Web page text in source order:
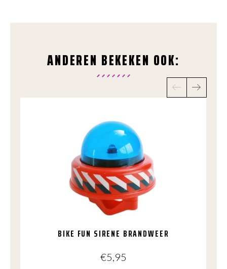
ANDEREN BEKEKEN OOK:
BIKE FUN SIRENE BRANDWEER
€5,95